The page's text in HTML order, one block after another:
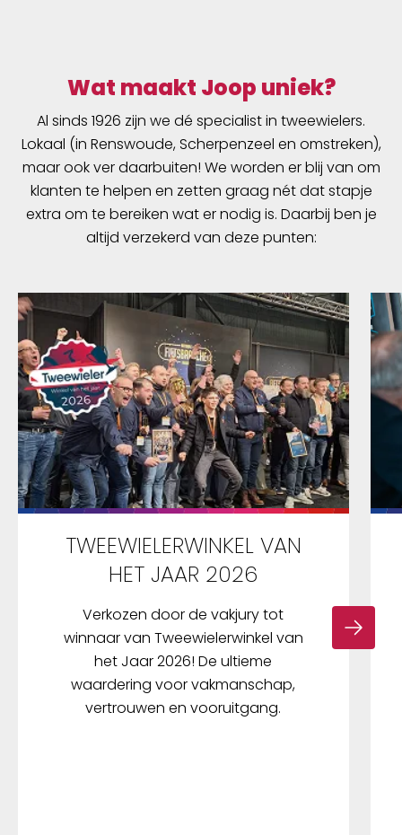
Wat maakt Joop uniek?
Al sinds 1926 zijn we dé specialist in tweewielers.
Lokaal (in Renswoude, Scherpenzeel en omstreken),
maar ook ver daarbuiten! We worden er blij van om
klanten te helpen en zetten graag nét dat stapje
extra om te bereiken wat er nodig is. Daarbij ben je
altijd verzekerd van deze punten:
TWEEWIELERWINKEL VAN
HET JAAR 2026
Verkozen door de vakjury tot
winnaar van Tweewielerwinkel van
het Jaar 2026! De ultieme
waardering voor vakmanschap,
vertrouwen en vooruitgang.